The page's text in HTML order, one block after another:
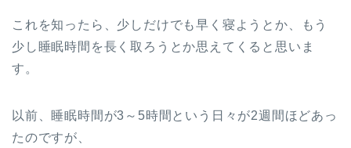
これを知ったら、少しだけでも早く寝ようとか、もう
少し睡眠時間を長く取ろうとか思えてくると思いま
す。
以前、睡眠時間が3～5時間という日々が2週間ほどあっ
たのですが、